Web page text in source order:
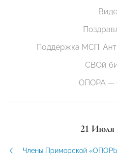
Поддержка МСП.
СВОй
ОПОРА —
21 Июля
Члены Приморской